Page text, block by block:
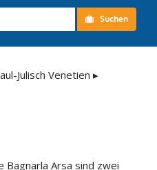
Suchen
Julisch Venetien ▸
Bagnarla Arsa sind zwei